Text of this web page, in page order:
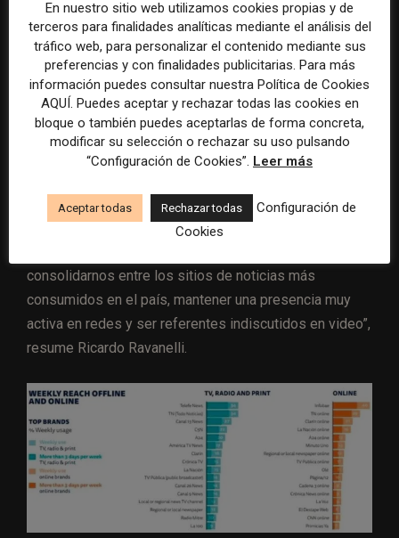
Posicionar al sitio como referente
“indiscutido” en video
Sin dudas, los cambios en el sitio de TN tienen un claro
objetivo de poner en el centro al contenido original, de
calidad y principalmente audiovisual.
“De la misma manera en que TN es líder y referente
entre las señales de noticias de TV, su versión digital
consolidarnos entre los sitios de noticias más
consumidos en el país, mantener una presencia muy
activa en redes y ser referentes indiscutidos en video”,
resume Ricardo Ravanelli.
En nuestro sitio web utilizamos cookies propias y de
terceros para finalidades analíticas mediante el análisis del
tráfico web, para personalizar el contenido mediante sus
preferencias y con finalidades publicitarias. Para más
información puedes consultar nuestra Política de Cookies
AQUÍ. Puedes aceptar y rechazar todas las cookies en
bloque o también puedes aceptarlas de forma concreta,
modificar su selección o rechazar su uso pulsando
“Configuración de Cookies”. Leer más
Aceptar todas Rechazar todas
Configuración de
Cookies